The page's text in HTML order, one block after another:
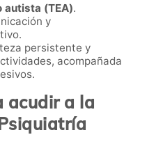
autista (TEA).
y
persistente y
acompañada
acudir a la